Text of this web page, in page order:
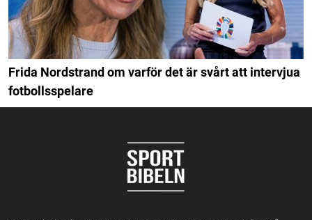
Frida Nordstrand om varför det är svårt att intervjua
fotbollsspelare